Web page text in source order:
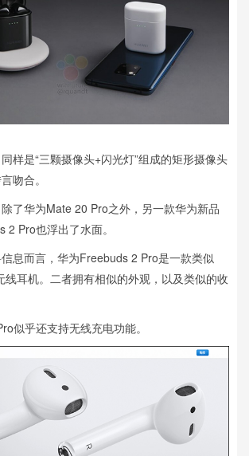
样是“三颗摄像头+闪光灯”组成的矩形摄像头
吻合。
了华为Mate 20 Pro之外，另一款华为新品
Pro也浮出了水面。
息而言，华为Freebuds 2 Pro是一款类似
线耳机。二者拥有相似的外观，以及类似的收
似乎还支持无线充电功能。